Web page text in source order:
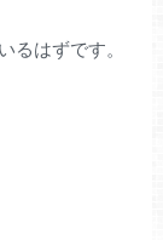
るはずです。